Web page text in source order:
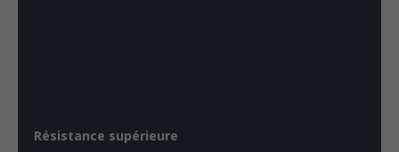
Résistance supérieure